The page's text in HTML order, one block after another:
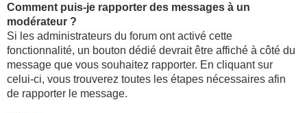
Comment puis-je rapporter des messages à un
modérateur ?
Si les administrateurs du forum ont activé cette
fonctionnalité, un bouton dédié devrait être affiché à côté du
message que vous souhaitez rapporter. En cliquant sur
celui-ci, vous trouverez toutes les étapes nécessaires afin
de rapporter le message.